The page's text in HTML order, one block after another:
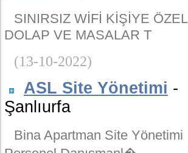
SINIRSIZ WİFİ KİŞİYE ÖZEL
DOLAP VE MASALAR T
(13-10-2022)
ASL Site Yönetimi -
Şanlıurfa
Bina Apartman Site Yönetimi